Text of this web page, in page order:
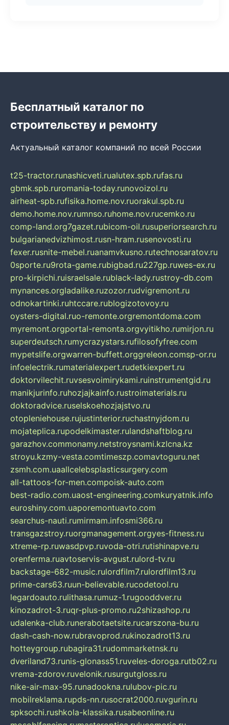
Бесплатный каталог по
строительству и ремонту
Актуальный каталог компаний по всей России
t25-tractor.runashicveti.rualutex.spb.rufas.ru
gbmk.spb.ruromania-today.runovoizol.ru
airheat-spb.rufisika.home.nov.ruorakul.spb.ru
demo.home.nov.rumnso.ruhome.nov.rucemko.ru
comp-land.org7gazet.rubicom-oil.rusuperiorsearch.ru
bulgarianedvizhimost.rusn-hram.rusenovosti.ru
fexer.rusnite-mebel.ruanamvkusno.rutechnosaratov.ru
0sporte.ru9rota-game.rubigbad.ru227gp.ruwes-ex.ru
pro-kirpichi.ruisraelsale.rublack-lady.rustroy-db.com
mynances.orgladalike.ruzozor.rudvigremont.ru
odnokartinki.ruhtccare.rublogizotovoy.ru
oysters-digital.ruo-remonte.orgremontdoma.com
myremont.orgportal-remonta.orgvyitikho.rumirjon.ru
superdeutsch.rumycrazystars.rufilosofyfree.com
mypetslife.orgwarren-buffett.orggreleon.comsp-or.ru
infoelectrik.rumaterialexpert.rudetkiexpert.ru
doktorvilechit.ruvsesvoimirykami.ruinstrumentgid.ru
manikjurinfo.ruhozjajkainfo.rustroimaterials.ru
doktoradvice.ruselskoehozjajstvo.ru
otopleniehouse.rujustinterior.ruchastnyjdom.ru
mojateplica.rupodelkimaster.rulandshaftblog.ru
garazhov.commonamy.netstroysnami.kzlcna.kz
stroyu.kzmy-vesta.comtimeszp.comavtoguru.net
zsmh.com.uaallcelebsplasticsurgery.com
all-tattoos-for-men.compoisk-auto.com
best-radio.com.uaost-engineering.comkuryatnik.info
euroshiny.com.uaporemontuavto.com
searchus-nauti.rumirmam.infosmi366.ru
transgazstroy.ruorgmanagement.orgyes-fitness.ru
xtreme-rp.ruwasdpvp.ruvoda-otri.rutishinapve.ru
orenferma.ruavtoservis-avgust.rulord-tv.ru
backstage-682-music.rulordfilm7.rulordfilm13.ru
prime-cars63.ruun-believable.rucodetool.ru
legardoauto.rulithasa.rumuz-1.rugooddver.ru
kinozadrot-3.ruqr-plus-promo.ru2shizashop.ru
udalenka-club.runerabotaetsite.rucarszona-bu.ru
dash-cash-now.rubravoprod.rukinozadrot13.ru
hotteygroup.rubagira31.rudommarketnsk.ru
dveriland73.runis-glonass51.ruveles-doroga.rutb02.ru
vrema-zdorov.ruvelonik.rusurgutgloss.ru
nike-air-max-95.runadookna.rulubov-pic.ru
mobilreklama.rupds-nn.rusocrat2000.ruvgurin.ru
spksochi.rushkola-klassika.rusabeonline.ru